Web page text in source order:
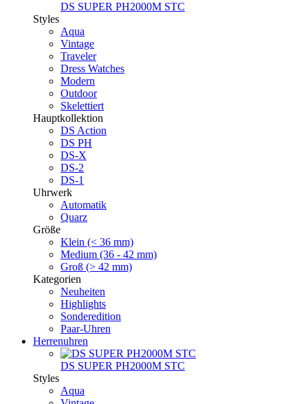
DS SUPER PH2000M STC
Styles
Aqua
Vintage
Traveler
Dress Watches
Modern
Outdoor
Skelettiert
Hauptkollektion
DS Action
DS PH
DS-X
DS-2
DS-1
Uhrwerk
Automatik
Quarz
Größe
Klein (< 36 mm)
Medium (36 - 42 mm)
Groß (> 42 mm)
Kategorien
Neuheiten
Highlights
Sonderedition
Paar-Uhren
Herrenuhren
DS SUPER PH2000M STC
Styles
Aqua